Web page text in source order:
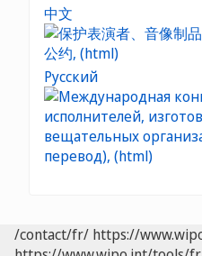
中文
Русский
/contact/fr/ https://